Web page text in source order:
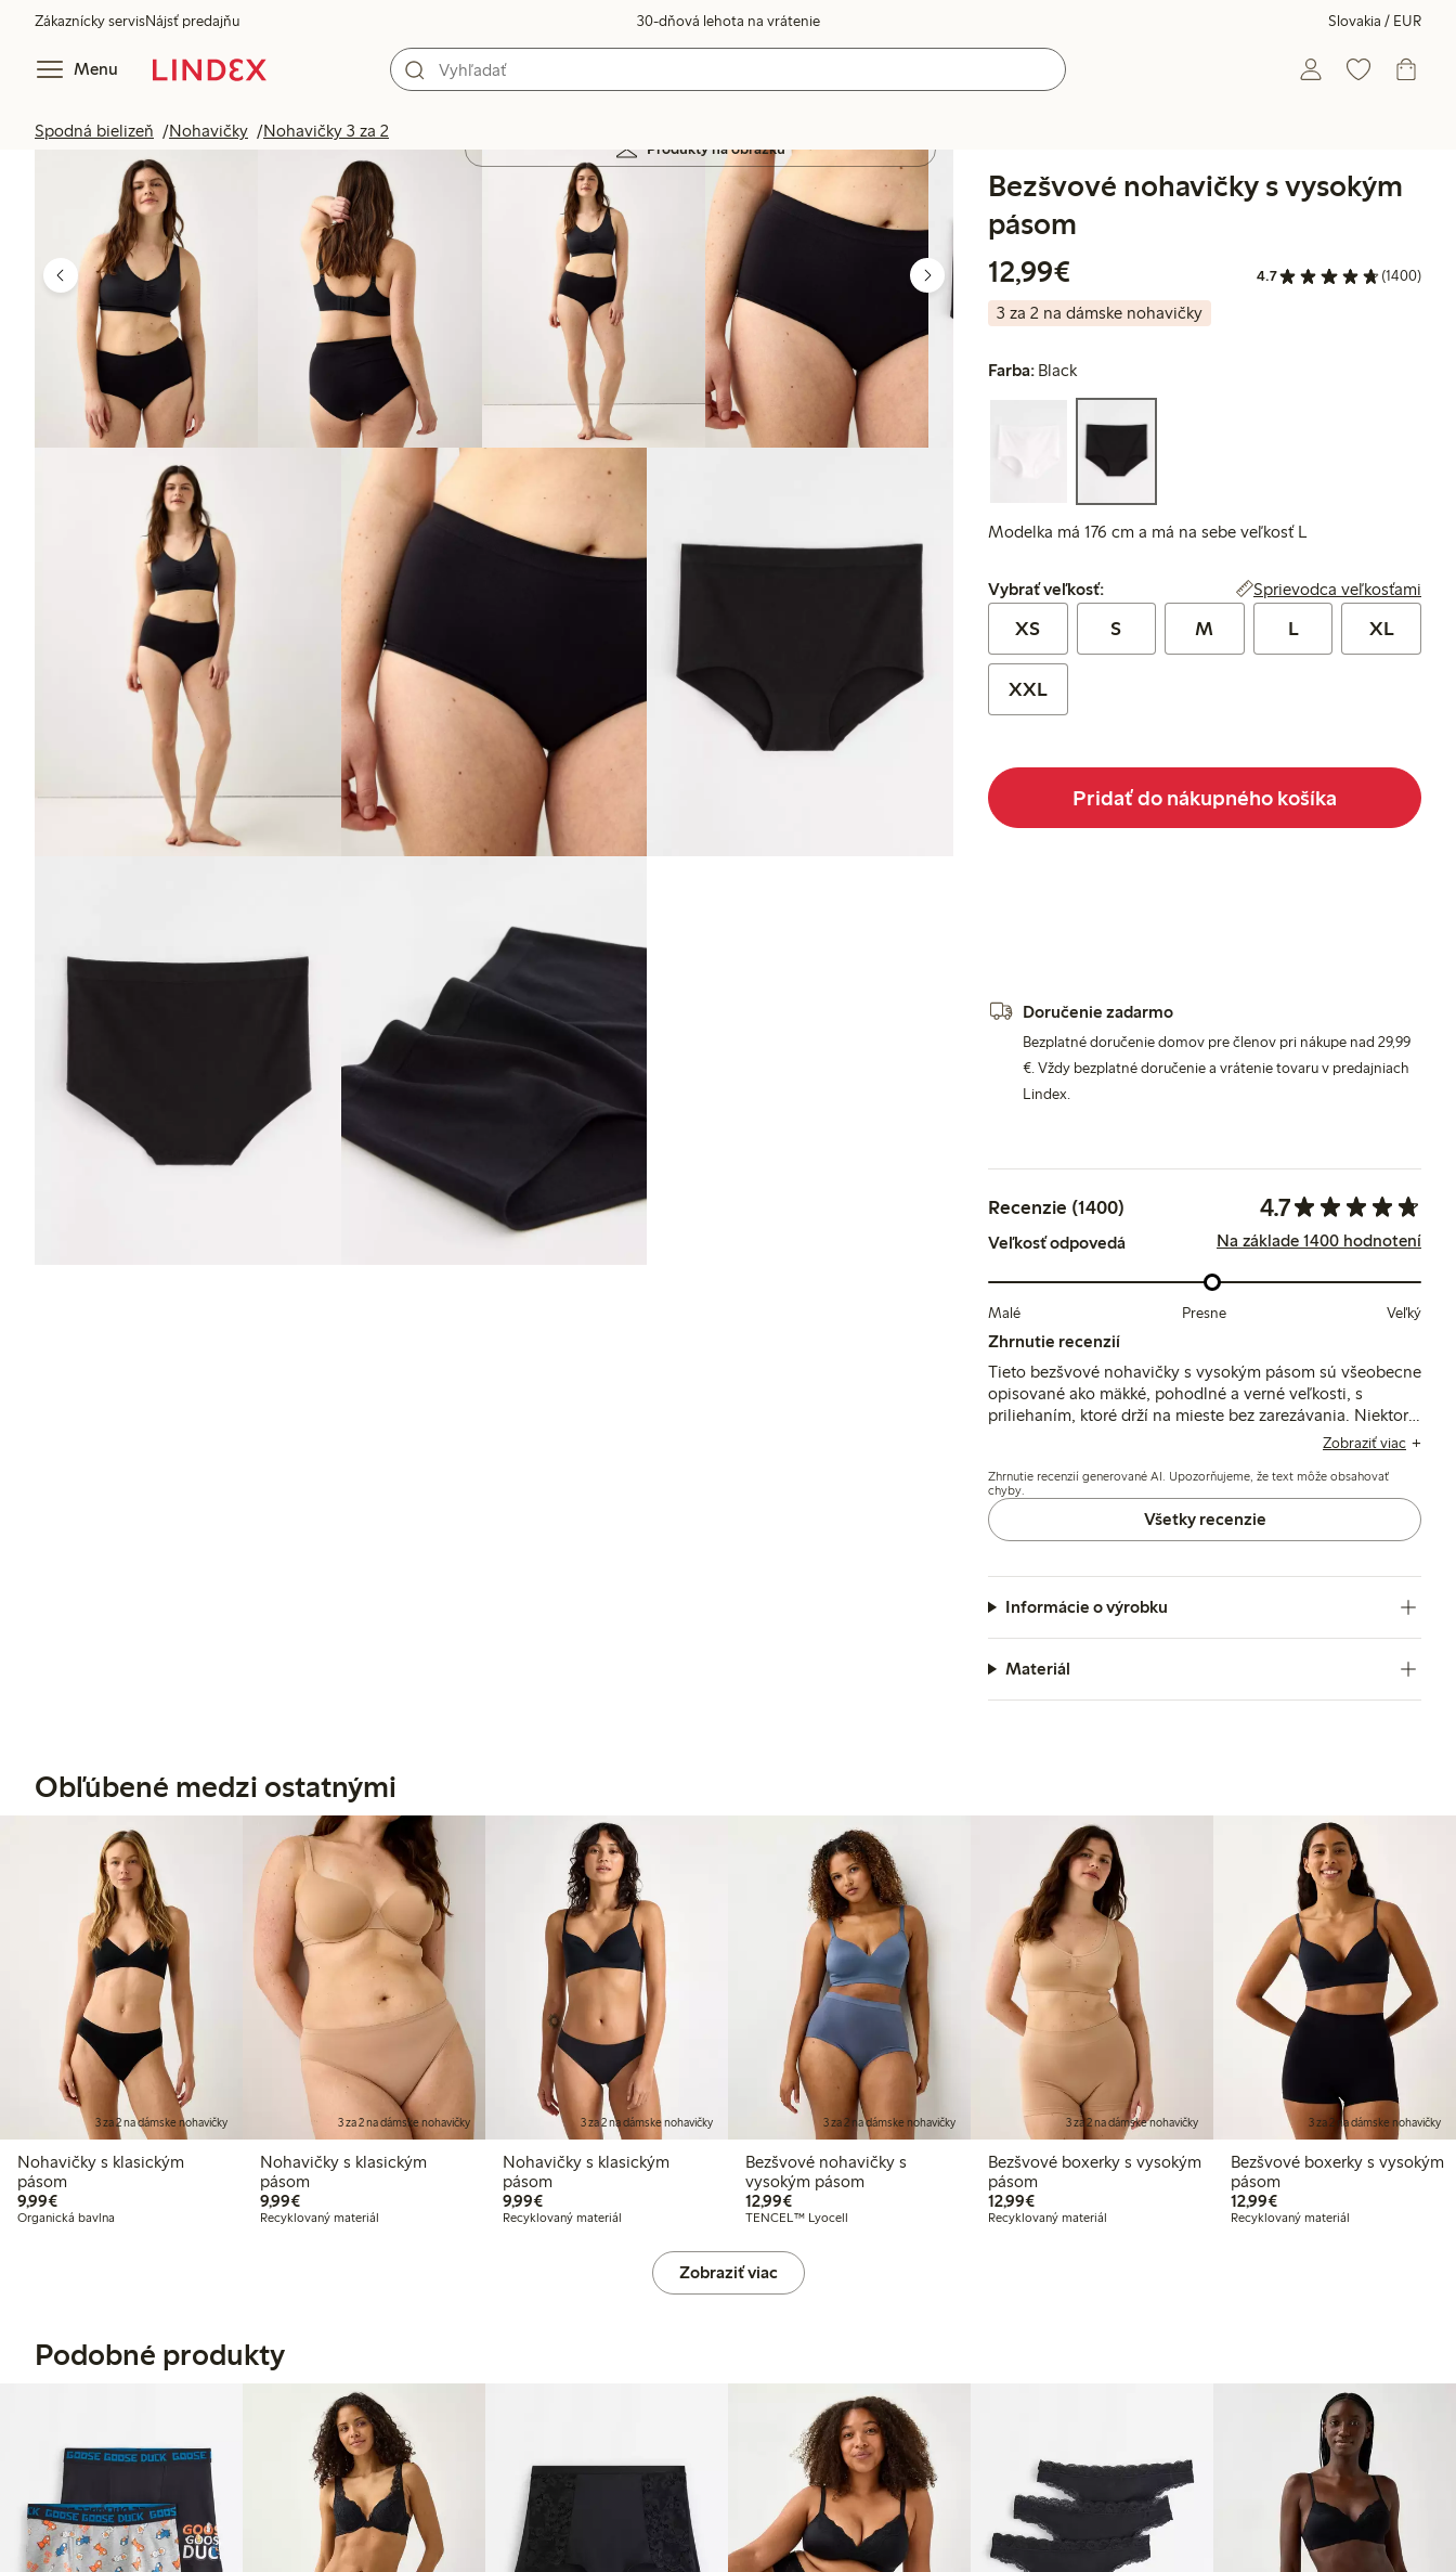
Zákaznícky servisNájsť predajňu 30-dňová lehota na vrátenie Slovakia / EUR
Menu
Spodná bielizeň Nohavičky Nohavičky 3 za 2
Produkty na obrázku
Bezšvové nohavičky s vysokým
pásom
12,99€
4.7 (1400)
3 za 2 na dámske nohavičky
Farba: Black
Modelka má 176 cm a má na sebe veľkosť L
Vybrať veľkosť:
Vybrať veľkosť: Sprievodca veľkosťami
XS S M L XL
XXL
Pridať do nákupného košíka
Doručenie zadarmo
Bezplatné doručenie domov pre členov pri nákupe nad 29,99
€. Vždy bezplatné doručenie a vrátenie tovaru v predajniach
Lindex.
Recenzie (1400) 4.7
Veľkosť odpovedá Na základe 1400 hodnotení
Malé Presne Veľký
Zhrnutie recenzií
Tieto bezšvové nohavičky s vysokým pásom sú všeobecne
opisované ako mäkké, pohodlné a verné veľkosti, s
priliehaním, ktoré drží na mieste bez zarezávania. Niektorí
zákazníci poznamenávajú, že hladkosť látky sťažuje
spôsobené vnútornými štítkami alebo švami.
Zobraziť viac
Zhrnutie recenzií generované AI. Upozorňujeme, že text môže obsahovať
chyby.
Všetky recenzie
Informácie o výrobku
Materiál
Obľúbené medzi ostatnými
3 za 2 na dámske nohavičky
Nohavičky s klasickým
pásom
9,99€9,99 €
Organická bavlna
3 za 2 na dámske nohavičky
Nohavičky s klasickým
pásom
9,99€9,99 €
Recyklovaný materiál
3 za 2 na dámske nohavičky
Nohavičky s klasickým
pásom
9,99€9,99 €
Recyklovaný materiál
3 za 2 na dámske nohavičky
Bezšvové nohavičky s
vysokým pásom
12,99€12,99 €
TENCEL™ Lyocell
3 za 2 na dámske nohavičky
Bezšvové boxerky s vysokým
pásom
12,99€12,99 €
Recyklovaný materiál
3 za 2 na dámske nohavičky
Bezšvové boxerky s vysokým
pásom
12,99€12,99 €
Recyklovaný materiál
Zobraziť viac
Podobné produkty